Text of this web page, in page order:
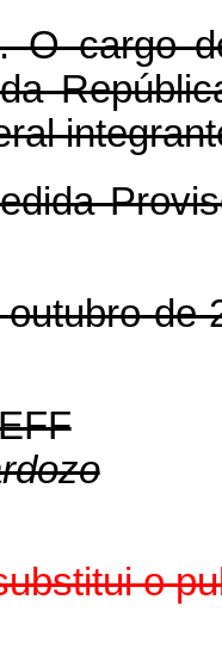
O cargo
de
o